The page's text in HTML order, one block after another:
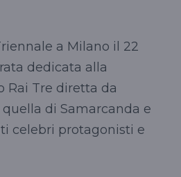
a Milano il 22
dedicata alla
Rai Tre diretta da
di Samarcanda e
celebri protagonisti e